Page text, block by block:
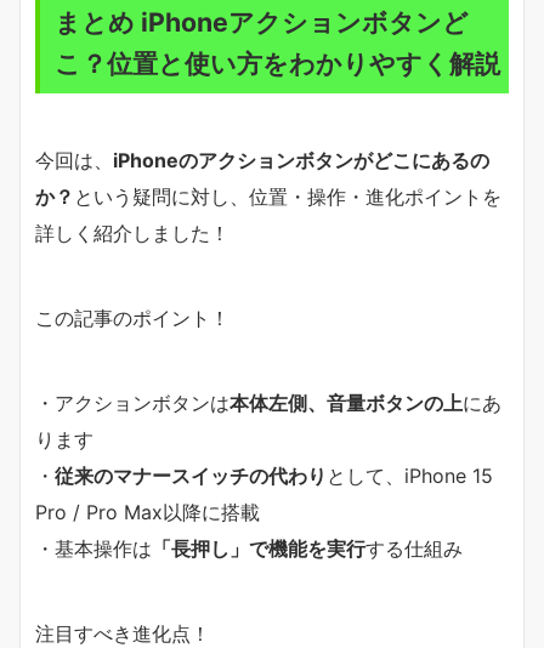
まとめ iPhoneアクションボタンど
こ？位置と使い方をわかりやすく解説
今回は、 iPhoneのアクションボタンがどこにあるの
か？ という疑問に対し、位置・操作・進化ポイントを
詳しく紹介しました！
この記事のポイント！
・アクションボタンは本体左側、音量ボタンの上にあ
ります
・ 従来のマナースイッチの代わり として、iPhone 15
Pro / Pro Max以降に搭載
・基本操作は 「長押し」で機能を実行する仕組み
注目すべき進化点！